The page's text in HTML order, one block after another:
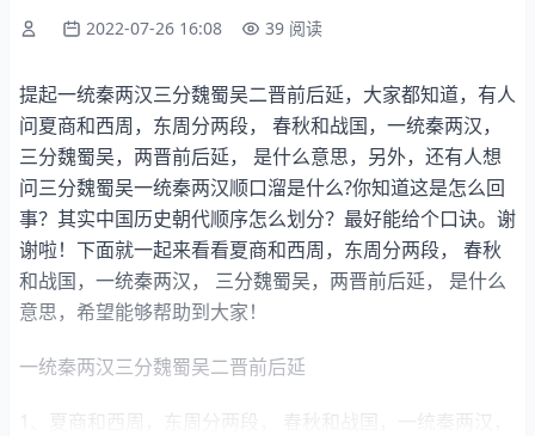
2022-07-26 16:08 39 阅读
提起一统秦两汉三分魏蜀吴二晋前后延，大家都知道，有人
问夏商和西周，东周分两段， 春秋和战国，一统秦两汉，
三分魏蜀吴，两晋前后延， 是什么意思，另外，还有人想
问三分魏蜀吴一统秦两汉顺口溜是什么?你知道这是怎么回
事？其实中国历史朝代顺序怎么划分？最好能给个口诀。谢
谢啦！下面就一起来看看夏商和西周，东周分两段， 春秋
和战国，一统秦两汉， 三分魏蜀吴，两晋前后延， 是什么
意思，希望能够帮助到大家！
一统秦两汉三分魏蜀吴二晋前后延
1、夏商和西周，东周分两段， 春秋和战国，一统秦两汉，